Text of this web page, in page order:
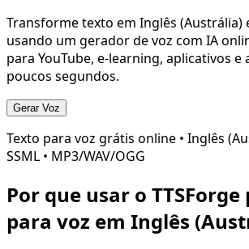
Transforme texto em Inglês (Austrália)
usando um gerador de voz com IA
para YouTube, e-learning, aplicativos e
poucos segundos.
Gerar Voz
Texto para voz grátis online • Inglês
SSML • MP3/WAV/OGG
Por que usar o
para voz em Inglês